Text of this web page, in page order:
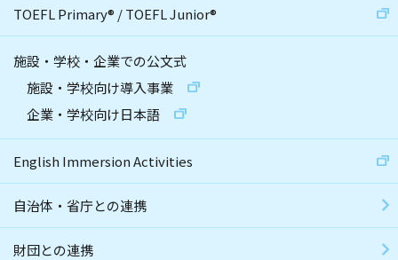
TOEFL Primary® /TOEFL Junior®
施設・学校・企業での公文式
施設・学校向け導入事業
企業・学校向け日本語
English Immersion Activities
自治体・省庁との連携
財団との連携